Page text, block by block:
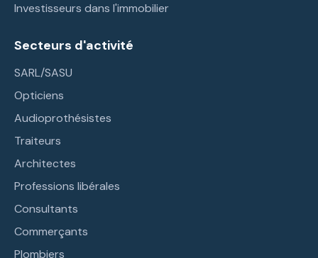
Investisseurs dans l'immobilier
Secteurs d'activité
SARL/SASU
Opticiens
Audioprothésistes
Traiteurs
Architectes
Professions libérales
Consultants
Commerçants
Plombiers